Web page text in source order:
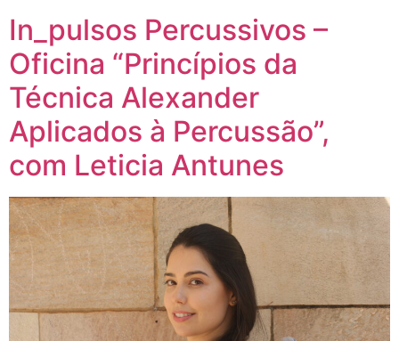
In_pulsos Percussivos –
Oficina “Princípios da
Técnica Alexander
Aplicados à Percussão”,
com Leticia Antunes